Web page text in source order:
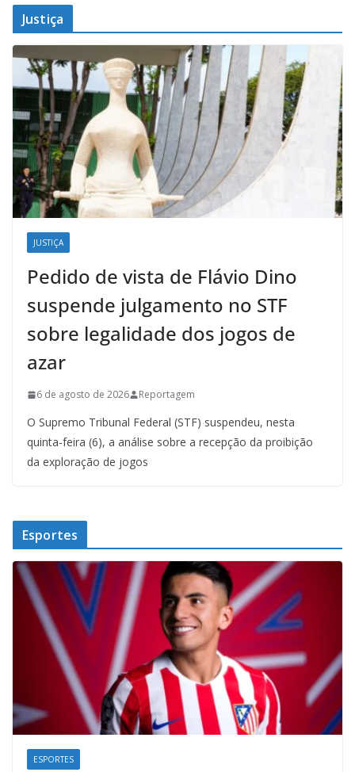
Justiça
JUSTIÇA
Pedido de vista de Flávio Dino
suspende julgamento no STF
sobre legalidade dos jogos de
azar
6 de agosto de 2026 Reportagem
O Supremo Tribunal Federal (STF) suspendeu, nesta
quinta-feira (6), a análise sobre a recepção da proibição
da exploração de jogos
Esportes
ESPORTES